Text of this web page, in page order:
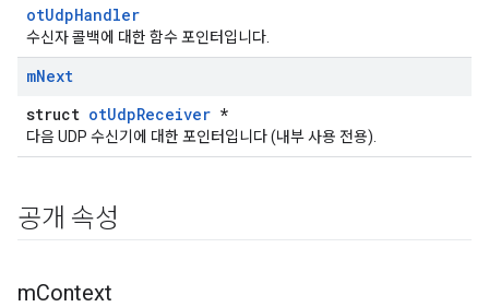
otUdpHandler
수신자 콜백에 대한 함수 포인터입니다.
mNext
struct otUdpReceiver *
다음 UDP 수신기에 대한 포인터입니다 (내부 사용 전용).
공개 속성
mContext